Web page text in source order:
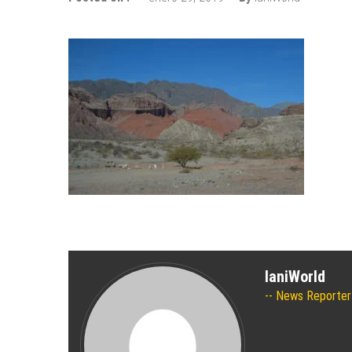
Bulgaria y Turquía compiten
¿Cuántas ciudades rusas
Turkish Airlines se trasladó al
Aeroflot traslada sus vuelos
IaniWorld
News Reporter